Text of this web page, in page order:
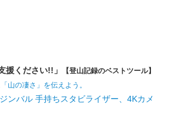
援ください!!」
【登山記録のベストツール】
山の凄さ」を伝えよう。
ンバル 手持ちスタビライザー、4Kカメ